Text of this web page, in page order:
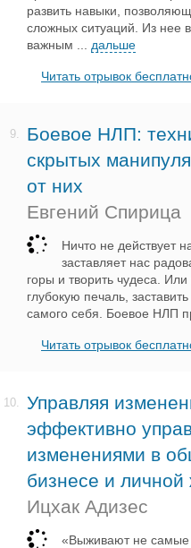
развить навыки,
сложных ситуаций. Из нее
важным
дальше
Читать отрывок
9.
Боевое НЛП:
скрытых
от них
Евгений Спирица
Ничто не действует
заставляет нас
горы и творить чудеса.
глубокую печаль,
самого себя. Боевое НЛП
Читать отрывок
10.
Управляя
эффективно
изменениями в
бизнесе и личной
Ицхак Адизес
«Выживают не